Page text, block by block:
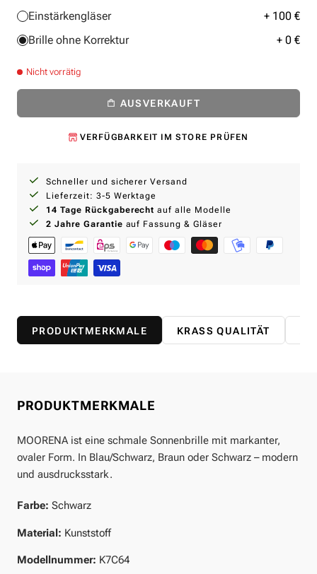
Einstärkengläser
+ 100 €
Brille ohne Korrektur
+ 0 €
Nicht vorrätig
AUSVERKAUFT
VERFÜGBARKEIT IM STORE PRÜFEN
Schneller und sicherer Versand
Lieferzeit: 3-5 Werktage
14 Tage Rückgaberecht auf alle Modelle
2 Jahre Garantie auf Fassung & Gläser
PRODUKTMERKMALE KRASS QUALITÄT
PRODUKTMERKMALE
MOORENA ist eine schmale Sonnenbrille mit markanter,
ovaler Form. In Blau/Schwarz, Braun oder Schwarz – modern
und ausdrucksstark.
Farbe: Schwarz
Material: Kunststoff
Modellnummer: K7C64